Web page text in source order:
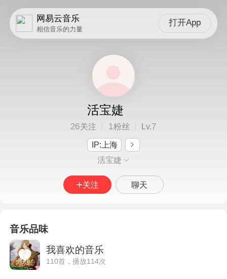
网易云音乐
相信音乐的力量
打开App
活宝婕
26关注 1粉丝 Lv.7
IP:上海
活宝婕
关注 聊天
音乐品味
我喜欢的音乐
110首，播放114次